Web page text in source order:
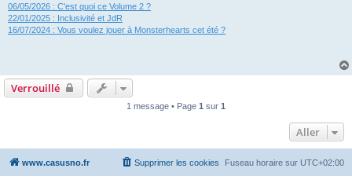
06/05/2026 : C'est quoi ce Volume 2 ?
22/01/2025 : Inclusivité et JdR
16/07/2024 : Vous voulez jouer à Monsterhearts cet été ?
Verrouillé
1 message • Page 1 sur 1
Aller
www.casusno.fr Fuseau horaire sur UTC+02:00
Supprimer les cookies